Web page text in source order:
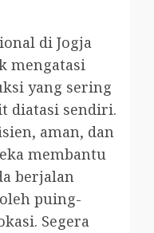
di Jogja
mengatasi
yang sering
diatasi sendiri.
aman, dan
membantu
berjalan
puing-
Segera